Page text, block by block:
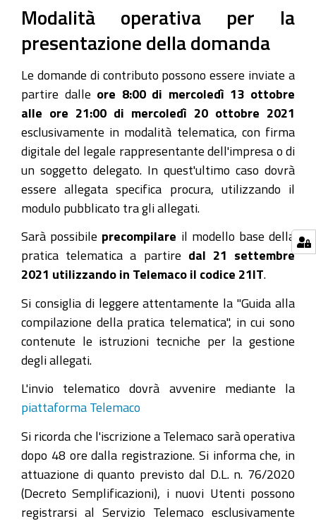
Modalità operativa per la
presentazione della domanda
Le domande di contributo possono essere inviate a
partire dalle ore 8:00 di mercoledì 13 ottobre
alle ore 21:00 di mercoledì 20 ottobre 2021
esclusivamente in modalità telematica, con firma
digitale del legale rappresentante dell'impresa o di
un soggetto delegato. In quest'ultimo caso dovrà
essere allegata specifica procura, utilizzando il
modulo pubblicato tra gli allegati.
Sarà possibile precompilare il modello base della
pratica telematica a partire dal 21 settembre
2021 utilizzando in Telemaco il codice 21IT
Si consiglia di leggere attentamente la "Guida alla
compilazione della pratica telematica", in cui sono
contenute le istruzioni tecniche per la gestione
degli allegati.
L'invio telematico dovrà avvenire mediante la
piattaforma Telemaco
Si ricorda che l'iscrizione a Telemaco sarà operativa
dopo 48 ore dalla registrazione. Si informa che, in
attuazione di quanto previsto dal D.L. n. 76/2020
(Decreto Semplificazioni), i nuovi Utenti possono
registrarsi al Servizio Telemaco esclusivamente